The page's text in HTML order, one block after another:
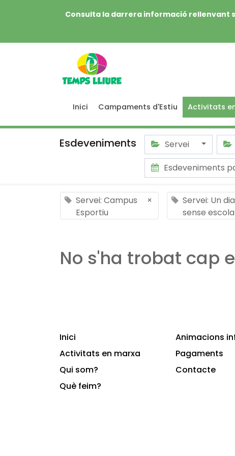
Consulta la darrera informació rellenvant
Inici Campaments d'Estiu Activitats
Esdeveniments Servei
Esdeveniments
Servei: Campus
Esportiu
×
Servei: Un dia
sense escola
No s'ha trobat cap
Inici
Activitats en marxa
Qui som?
Què feim?
Animacions
Pagaments
Contacte